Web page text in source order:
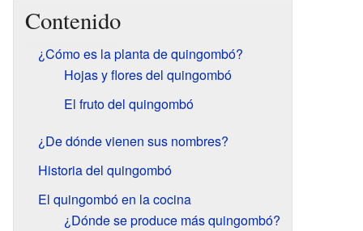
Contenido
¿Cómo es la planta de quingombó?
Hojas y flores del quingombó
El fruto del quingombó
¿De dónde vienen sus nombres?
Historia del quingombó
El quingombó en la cocina
¿Dónde se produce más quingombó?